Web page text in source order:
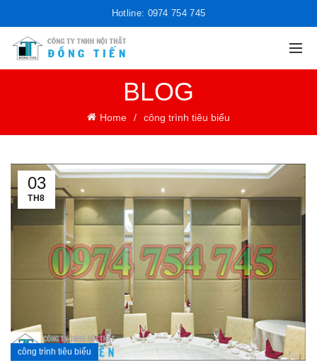
Hotline: 0974 754 745
BLOG
Home công trình tiêu biểu
03
TH8
công trình tiêu biểu